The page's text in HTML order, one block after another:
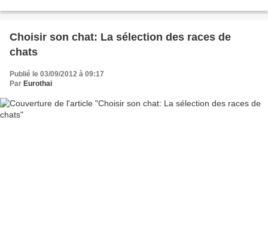
Choisir son chat: La sélection des races de
chats
Publié le 03/09/2012 à 09:17
Par Eurothai